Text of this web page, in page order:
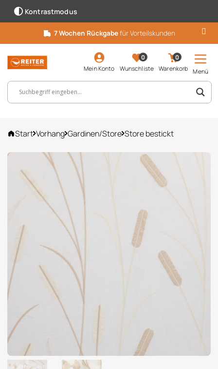
Kontrastmodus
7 Wochen Rückgabefür Vorteilskunden
Mein Konto
0
Wunschliste
0
Warenkorb
Menü
Suchbegriff, Artikelnummer ...
Start Vorhang Gardinen/Store Store bestickt